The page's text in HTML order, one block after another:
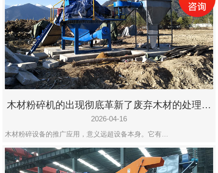
木材粉碎机的出现彻底革新了废弃木材的处理模
式
2026-04-16
木材粉碎设备的推广应用，意义远超设备本身。它有…